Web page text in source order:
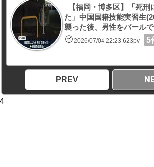
【福岡・博多区】「死刑
た」中国国籍技能実習生
襲った後、男性をバール
2026/07/04 22:23 623pv 5
PREV
4